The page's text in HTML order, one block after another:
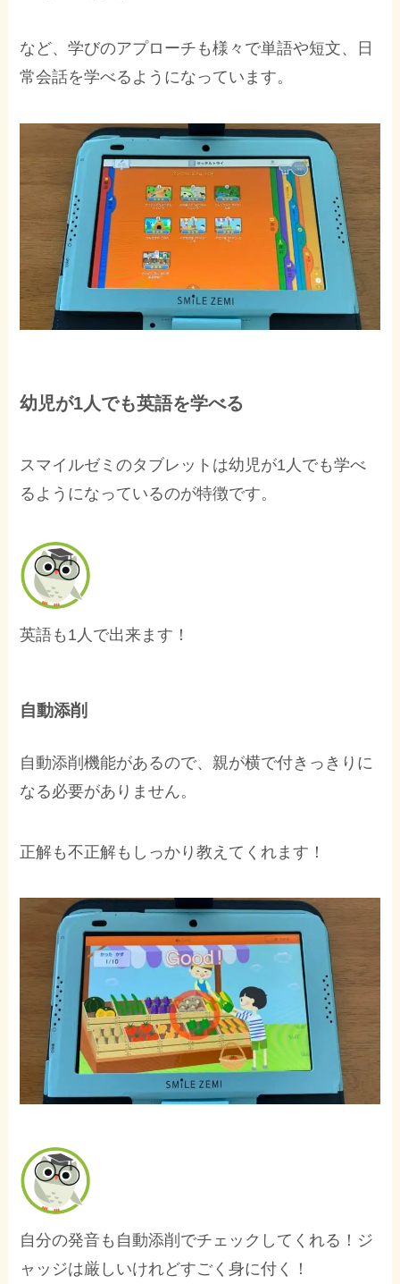
など、学びのアプローチも様々で単語や短文、日
常会話を学べるようになっています。
幼児が1人でも英語を学べる
スマイルゼミのタブレットは幼児が1人でも学べ
るようになっているのが特徴です。
英語も1人で出来ます！
自動添削
自動添削機能があるので、親が横で付きっきりに
なる必要がありません。
正解も不正解もしっかり教えてくれます！
自分の発音も自動添削でチェックしてくれる！ジ
ャッジは厳しいけれどすごく身に付く！